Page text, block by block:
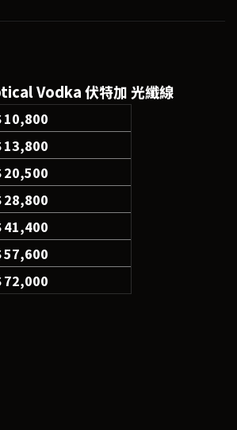
Vodka 伏特加 光纖線
10,800
13,800
20,500
28,800
41,400
57,600
72,000